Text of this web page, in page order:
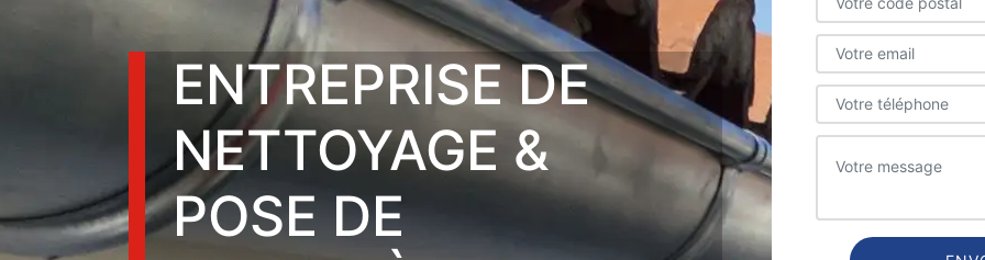
ENTREPRISE DE
NETTOYAGE &
POSE DE